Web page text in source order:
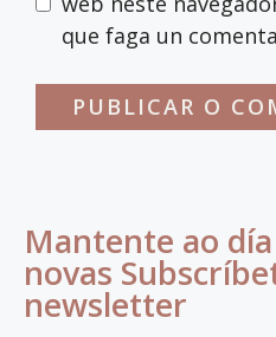
que faga un
Mantente ao
novas
newsletter